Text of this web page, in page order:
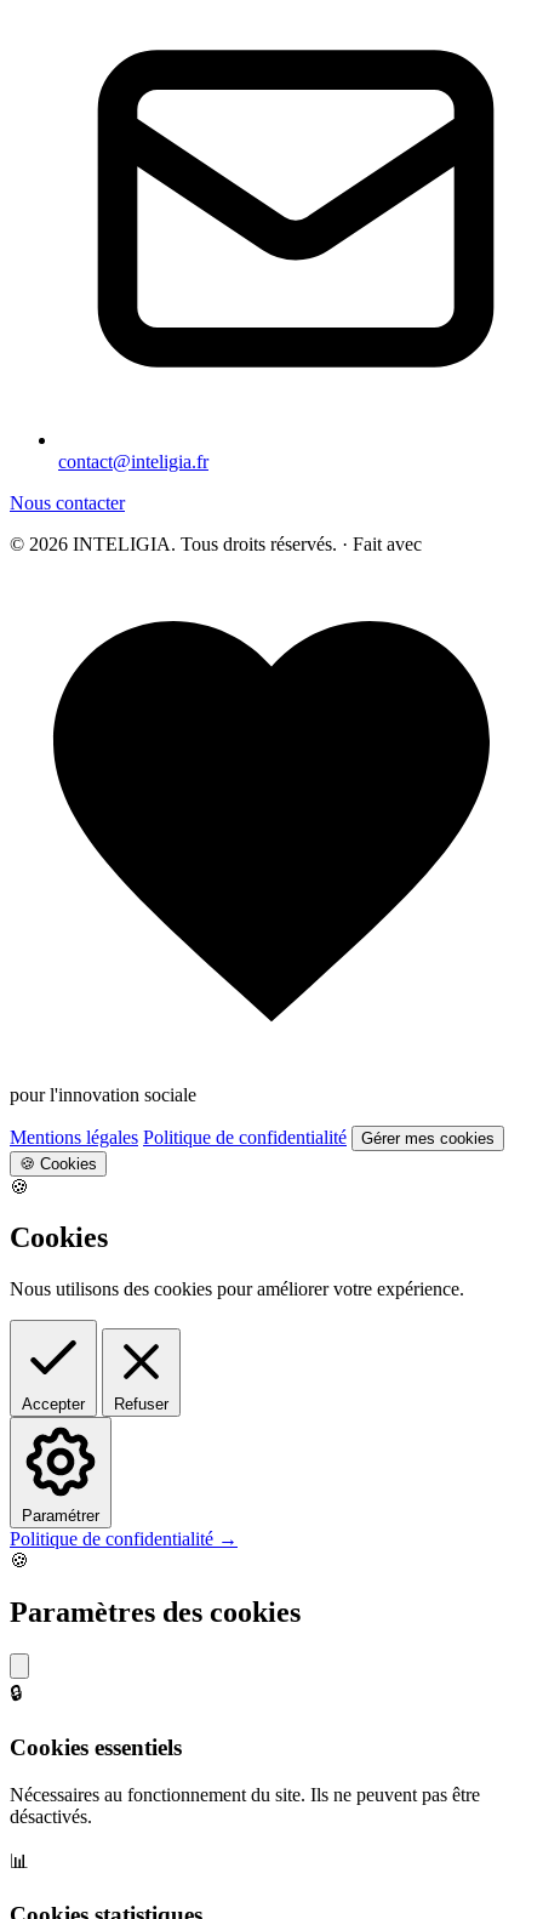
contact@inteligia.fr
Nous contacter
© 2026 INTELIGIA. Tous droits réservés. · Fait avec
pour l'innovation sociale
Mentions légales Politique de confidentialité
Gérer mes cookies
🍪 Cookies
🍪
Cookies
Nous utilisons des cookies pour améliorer votre expérience.
Accepter Refuser
Paramétrer
Politique de confidentialité →
🍪
Paramètres des cookies
🔒
Cookies essentiels
Nécessaires au fonctionnement du site. Ils ne peuvent pas être
désactivés.
📊